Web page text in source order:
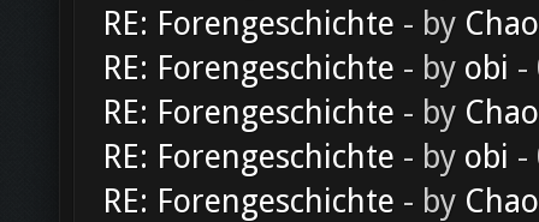
RE: Forengeschichte - by
RE: Forengeschichte - by obi -
RE: Forengeschichte - by
RE: Forengeschichte - by obi -
RE: Forengeschichte - by